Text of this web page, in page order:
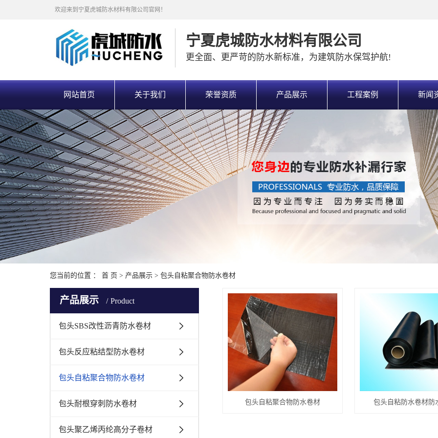
欢迎来到宁夏虎城防水材料有限公司官网！
宁夏虎城防水材料有限公司
更全面、更严苛的防水新标准，为建筑防水保驾护航!
网站首页 关于我们 荣誉资质 产品展示 工程案例 新闻
您当前的位置 ： 首 页 > 产品展示 > 包头自粘聚合物防水卷材
产品展示 Product
包头SBS改性沥青防水卷材
包头反应粘结型防水卷材
包头自粘聚合物防水卷材
包头耐根穿刺防水卷材
包头聚乙烯丙纶高分子卷材
包头自粘聚合物防水卷材 包头自粘防水卷材防